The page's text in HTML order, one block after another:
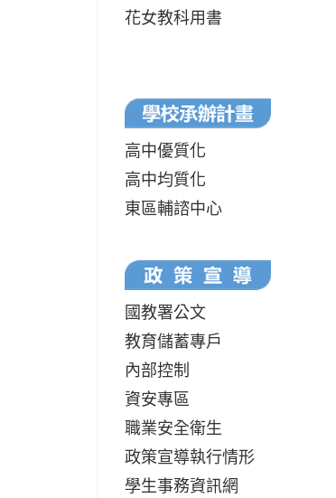
花女教科用書
高中優質化
高中均質化
東區輔諮中心
國教署公文
教育儲蓄專戶
內部控制
資安專區
職業安全衛生
政策宣導執行情形
學生事務資訊網